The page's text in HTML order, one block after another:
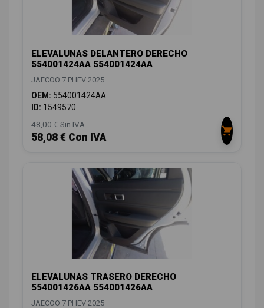
ELEVALUNAS DELANTERO DERECHO
554001424AA 554001424AA
JAECOO 7 PHEV 2025
OEM: 554001424AA
ID: 1549570
48,00 € Sin IVA
58,08 € Con IVA
ELEVALUNAS TRASERO DERECHO
554001426AA 554001426AA
JAECOO 7 PHEV 2025